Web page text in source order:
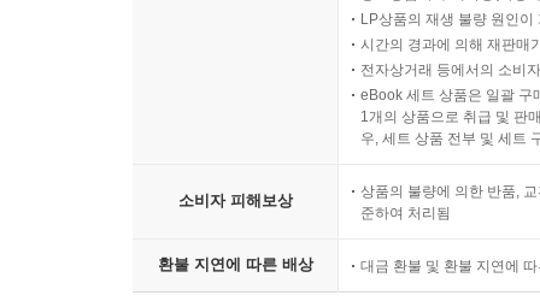
에필로그 | 명함이 사라진 자리에 진짜 '나'라는 콘
? 50대를 불안이 아닌 '설렘'으로 맞이하고 싶은 모
LP상품의 재생 불량 원인
시간의 경과에 의해 재판매
전자상거래 등에서의 소비
eBook 세트 상품은 일괄 구
1개의 상품으로 취급 및 판
우, 세트 상품 전부 및 세트
소비자 피해보상
상품의 불량에 의한 반품,
준하여 처리됨
환불 지연에 따른 배상 대금 환불 및 환불 지연에